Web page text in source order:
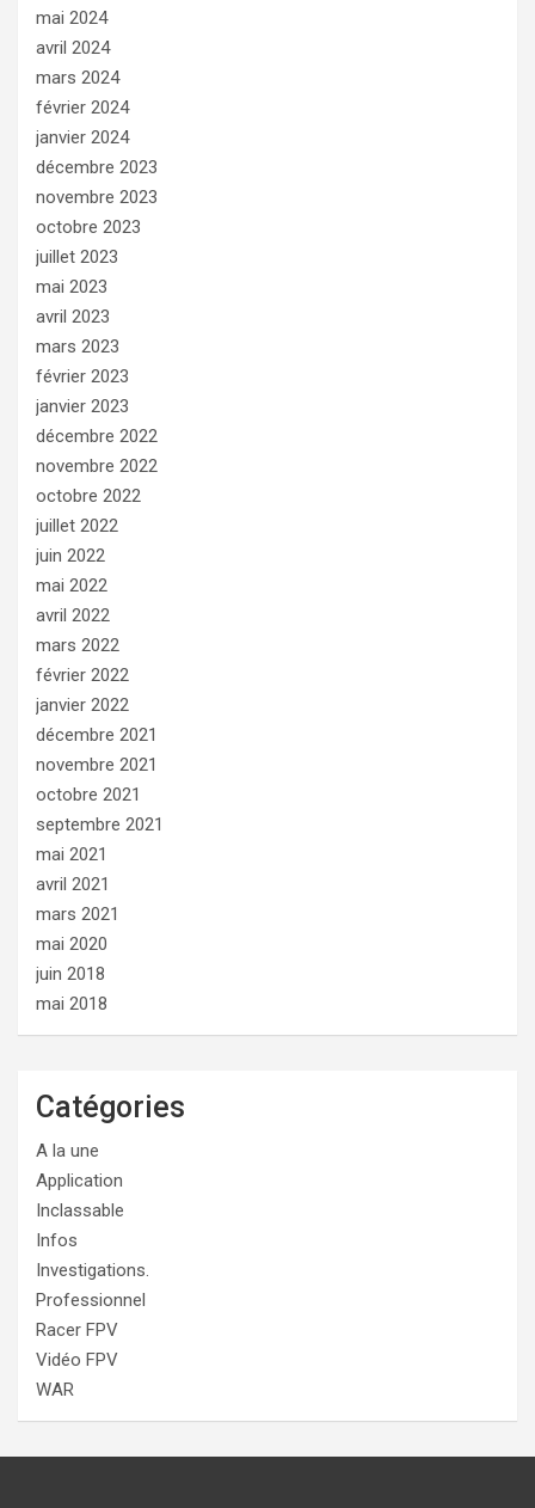
mai 2024
avril 2024
mars 2024
février 2024
janvier 2024
décembre 2023
novembre 2023
octobre 2023
juillet 2023
mai 2023
avril 2023
mars 2023
février 2023
janvier 2023
décembre 2022
novembre 2022
octobre 2022
juillet 2022
juin 2022
mai 2022
avril 2022
mars 2022
février 2022
janvier 2022
décembre 2021
novembre 2021
octobre 2021
septembre 2021
mai 2021
avril 2021
mars 2021
mai 2020
juin 2018
mai 2018
Catégories
A la une
Application
Inclassable
Infos
Investigations.
Professionnel
Racer FPV
Vidéo FPV
WAR